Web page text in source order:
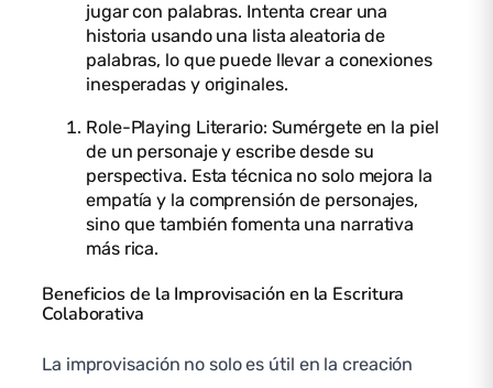
jugar con palabras. Intenta crear una
historia usando una lista aleatoria de
palabras, lo que puede llevar a conexiones
inesperadas y originales.
Role-Playing Literario: Sumérgete en la piel
de un personaje y escribe desde su
perspectiva. Esta técnica no solo mejora la
empatía y la comprensión de personajes,
sino que también fomenta una narrativa
más rica.
Beneficios de la Improvisación en la Escritura
Colaborativa
La improvisación no solo es útil en la creación